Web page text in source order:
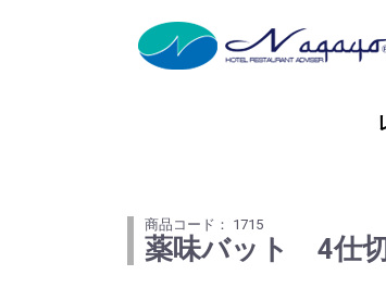
商品コード： 1715
薬味バット 4仕